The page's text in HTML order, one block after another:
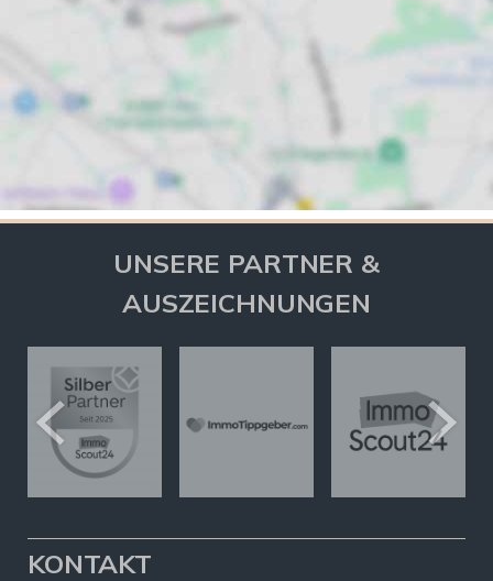
UNSERE PARTNER &
AUSZEICHNUNGEN
KONTAKT